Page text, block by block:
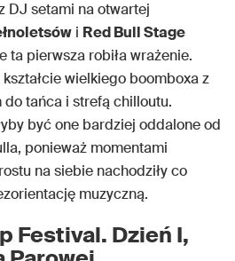
DJ setami na otwartej
i Red Bull Stage
ta pierwsza robiła wrażenie.
wielkiego boomboxa z
tańca i strefą chilloutu.
być one bardziej oddalone od
ponieważ momentami
na siebie nachodziły co
muzyczną.
Festival. Dzień I,